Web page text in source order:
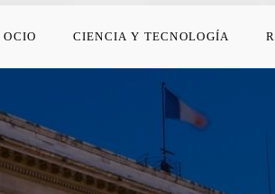
CIENCIA Y TECNOLOGÍA